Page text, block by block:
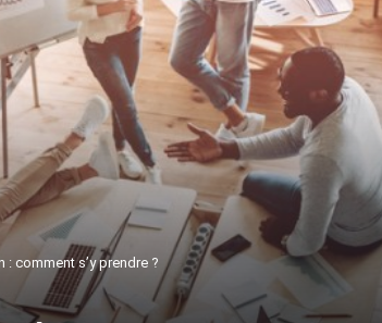
comment s’y prendre ?